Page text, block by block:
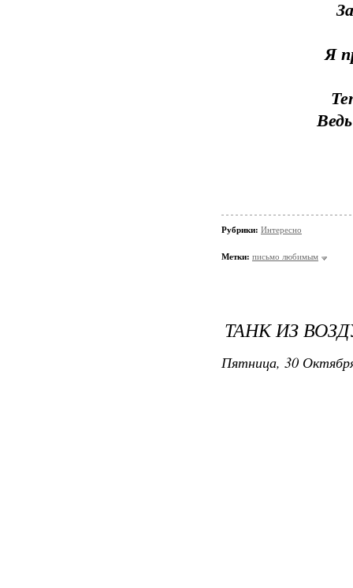
Я
Рубрики: Интересно
Метки: письмо любимым
ТАНК ИЗ
Пятница, 30